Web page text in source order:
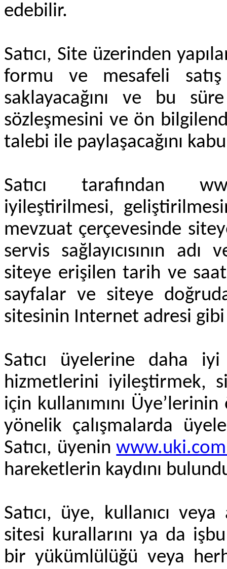
edebilir.
Satıcı, Site üzerinden
formu ve mesafeli
saklayacağını ve bu
sözleşmesini ve ön
talebi ile paylaşacağını
Satıcı tarafından
iyileştirilmesi,
mevzuat çerçevesinde
servis sağlayıcısının
siteye erişilen tarih ve
sayfalar ve siteye
sitesinin Internet adresi
Satıcı üyelerine daha
hizmetlerini iyileştirmek,
için kullanımını
yönelik çalışmalarda
Satıcı, üyenin
hareketlerin kaydını
Satıcı, üye, kullanıcı
sitesi kurallarını ya da
bir yükümlülüğü veya